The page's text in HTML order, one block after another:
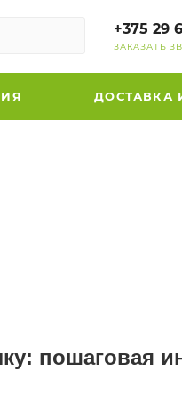
+375 29
ЗАКАЗАТЬ
ДОСТАВКА
пошаговая